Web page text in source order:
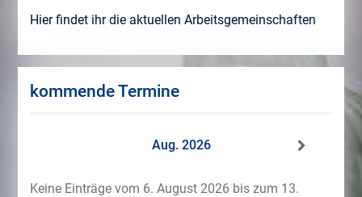
Hier findet ihr die aktuellen Arbeitsgemeinschaften
kommende Termine
Aug. 2026
Keine Einträge vom 6. August 2026 bis zum 13.